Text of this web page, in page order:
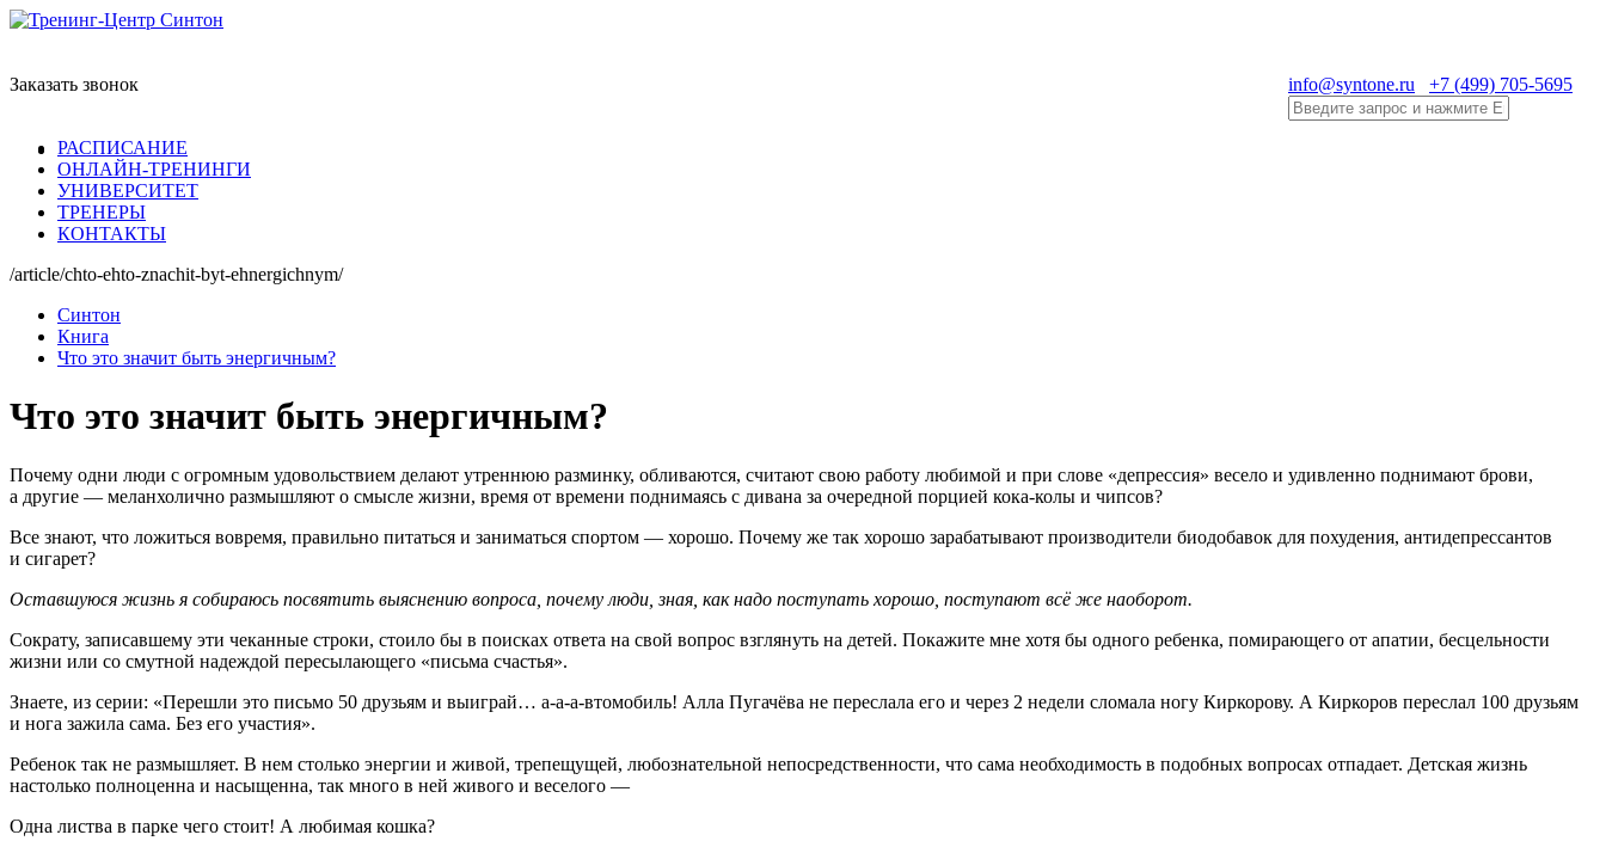
info@syntone.ru +7 (499) 705-5695
Заказать звонок
РАСПИСАНИЕ
ОНЛАЙН-ТРЕНИНГИ
УНИВЕРСИТЕТ
ТРЕНЕРЫ
КОНТАКТЫ
/article/chto-ehto-znachit-byt-ehnergichnym/
Синтон
Книга
Что это значит быть энергичным?
Что это значит быть энергичным?
Почему одни люди с огромным удовольствием делают утреннюю разминку, обливаются, считают свою работу любимой и при слове «депрессия» весело и удивленно поднимают брови,
а другие — меланхолично размышляют о смысле жизни, время от времени поднимаясь с дивана за очередной порцией кока-колы и чипсов?
Все знают, что ложиться вовремя, правильно питаться и заниматься спортом — хорошо. Почему же так хорошо зарабатывают производители биодобавок для похудения, антидепрессантов
и сигарет?
Оставшуюся жизнь я собираюсь посвятить выяснению вопроса, почему люди, зная, как надо поступать хорошо, поступают всё же наоборот.
Сократу, записавшему эти чеканные строки, стоило бы в поисках ответа на свой вопрос взглянуть на детей. Покажите мне хотя бы одного ребенка, помирающего от апатии, бесцельности
жизни или со смутной надеждой пересылающего «письма счастья».
Знаете, из серии: «Перешли это письмо 50 друзьям и выиграй… а-а-а-втомобиль! Алла Пугачёва не переслала его и через 2 недели сломала ногу Киркорову. А Киркоров переслал 100 друзьям
и нога зажила сама. Без его участия».
Ребенок так не размышляет. В нем столько энергии и живой, трепещущей, любознательной непосредственности, что сама необходимость в подобных вопросах отпадает. Детская жизнь
настолько полноценна и насыщенна, так много в ней живого и веселого —
Одна листва в парке чего стоит! А любимая кошка?